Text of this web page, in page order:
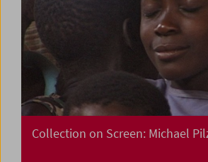
Collection on Screen: Michael